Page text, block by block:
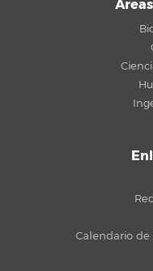
Calendario de